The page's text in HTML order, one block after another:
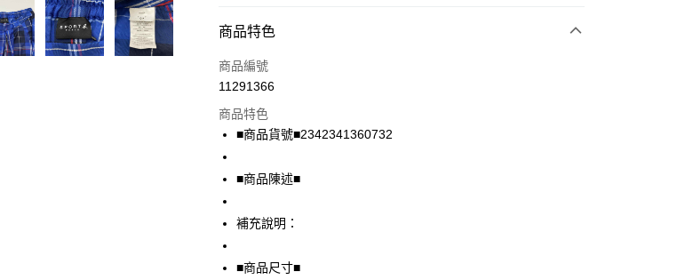
付款方式
信用卡一次付款
LINE Pay
Apple Pay
悠遊付
全盈+PAY
商品特色
商品編號
11291366
商品特色
■商品貨號■2342341360732
■商品陳述■
補充說明：
■商品尺寸■